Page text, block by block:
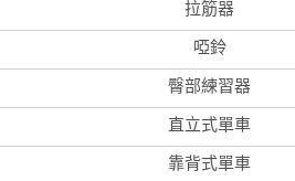
拉筋器
啞鈴
臀部練習器
直立式單車
靠背式單車